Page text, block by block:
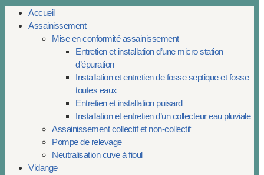
Accueil
Assainissement
Mise en conformité assainissement
Entretien et installation d’une micro station
d’épuration
Installation et entretien de fosse septique et fosse
toutes eaux
Entretien et installation puisard
Installation et entretien d’un collecteur eau pluviale
Assainissement collectif et non-collectif
Pompe de relevage
Neutralisation cuve à fioul
Vidange